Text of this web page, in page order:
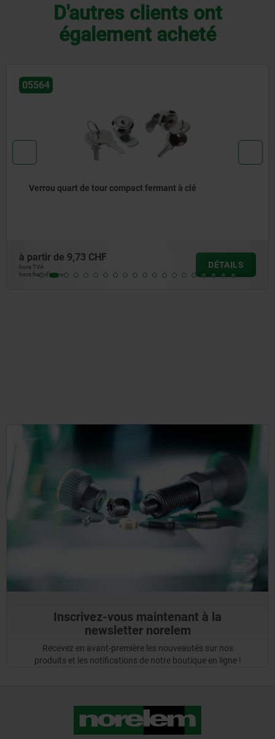
D'autres clients ont
également acheté
Verrou quart de tour acier inoxydable, plat
à partir de
hors frais d’envoi
Inscrivez-vous maintenant à la
newsletter norelem
Recevez en avant-première les nouveautés sur nos
produits et les notifications de notre boutique en ligne !